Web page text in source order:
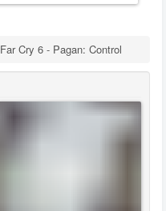
Far Cry 6 - Pagan: Control